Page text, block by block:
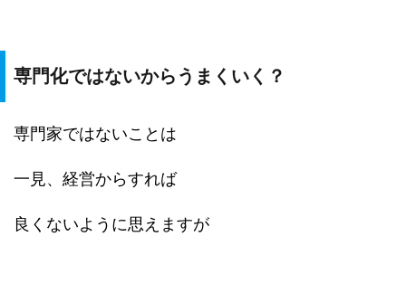
専門化ではないからうまくいく？
専門家ではないことは
一見、経営からすれば
良くないように思えますが